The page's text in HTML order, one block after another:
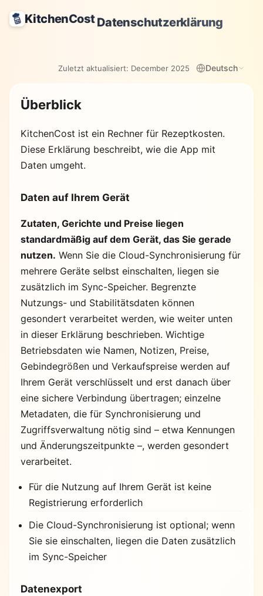
KitchenCostDatenschutzerklärung
Zuletzt aktualisiert: December 2025 Deutsch
Überblick
KitchenCost ist ein Rechner für Rezeptkosten.
Diese Erklärung beschreibt, wie die App mit
Daten umgeht.
Daten auf Ihrem Gerät
Zutaten, Gerichte und Preise liegen
standardmäßig auf dem Gerät, das Sie gerade
nutzen. Wenn Sie die Cloud-Synchronisierung für
mehrere Geräte selbst einschalten, liegen sie
zusätzlich im Sync-Speicher. Begrenzte
Nutzungs- und Stabilitätsdaten können
gesondert verarbeitet werden, wie weiter unten
in dieser Erklärung beschrieben. Wichtige
Betriebsdaten wie Namen, Notizen, Preise,
Gebindegrößen und Verkaufspreise werden auf
Ihrem Gerät verschlüsselt und erst danach über
eine sichere Verbindung übertragen; einzelne
Metadaten, die für Synchronisierung und
Zugriffsverwaltung nötig sind – etwa Kennungen
und Änderungszeitpunkte –, werden gesondert
verarbeitet.
Für die Nutzung auf Ihrem Gerät ist keine
Registrierung erforderlich
Die Cloud-Synchronisierung ist optional; wenn
Sie sie einschalten, liegen die Daten zusätzlich
im Sync-Speicher
Datenexport